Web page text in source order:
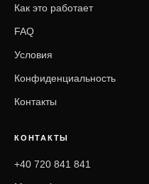
Как это работает
FAQ
Условия
Конфиденциальность
Контакты
КОНТАКТЫ
+40 720 841 841